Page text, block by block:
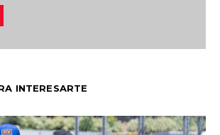
INTERESARTE